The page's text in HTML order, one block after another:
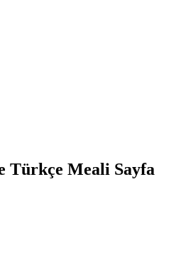
Türkçe Meali Sayfa